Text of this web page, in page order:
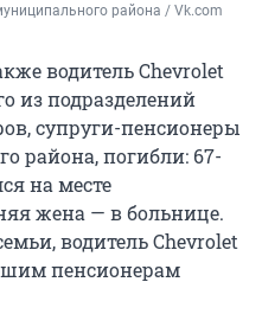
района / Vk.com
водитель Chevrolet
из подразделений
супруги-пенсионеры
района, погибли: 67-
на месте
жена — в больнице.
водитель Chevrolet
пенсионерам